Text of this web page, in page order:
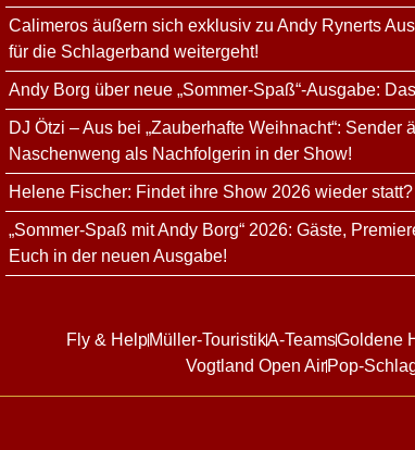
Calimeros äußern sich exklusiv zu Andy Rynerts
für die Schlagerband weitergeht!
Andy Borg über neue „Sommer-Spaß“-Ausgabe:
DJ Ötzi – Aus bei „Zauberhafte Weihnacht“:
Naschenweng als Nachfolgerin in der Show!
Helene Fischer: Findet ihre Show 2026 wieder
„Sommer-Spaß mit Andy Borg“ 2026: Gäste,
Euch in der neuen Ausgabe!
Fly & HelpMüller-TouristikA-TeamsGoldene
Vogtland Open AirPop-